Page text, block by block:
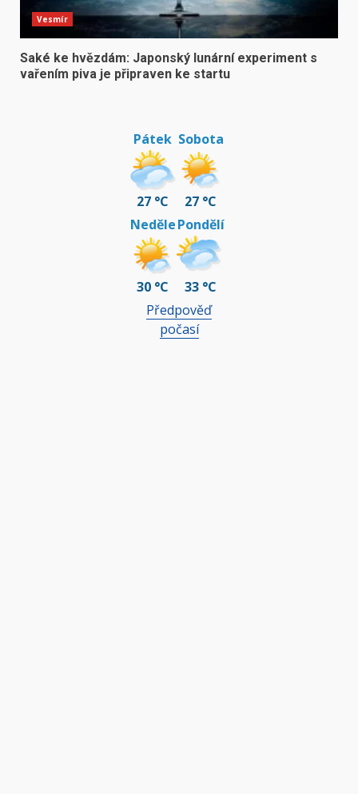
Vesmír
Saké ke hvězdám: Japonský lunární experiment s
vařením piva je připraven ke startu
Pátek
27 °C
Sobota
27 °C
Neděle
30 °C
Pondělí
33 °C
Předpověď
počasí